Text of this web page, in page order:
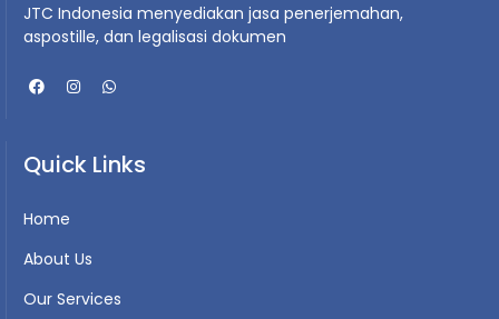
JTC Indonesia menyediakan jasa penerjemahan,
aspostille, dan legalisasi dokumen
Quick Links
Home
About Us
Our Services